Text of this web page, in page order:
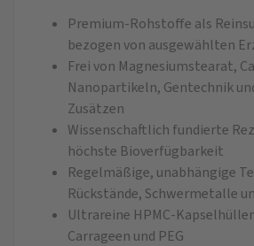
Premium-Rohstoffe als
bezogen von ausgewählten
Frei von Magnesiumstearat,
Nanopartikeln, Gentechnik
Zusätzen
Wissenschaftlich fundierte
höchste Bioverfügbarkeit
Regelmäßige, unabhängige
Rückstände, Schwermetalle
Ultrareine HPMC-
Carrageen und PEG